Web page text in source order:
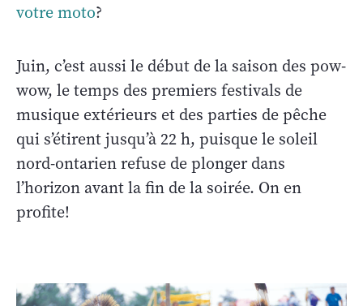
votre moto?
Juin, c’est aussi le début de la saison des pow-
wow, le temps des premiers festivals de
musique extérieurs et des parties de pêche
qui s’étirent jusqu’à 22 h, puisque le soleil
nord-ontarien refuse de plonger dans
l’horizon avant la fin de la soirée. On en
profite!